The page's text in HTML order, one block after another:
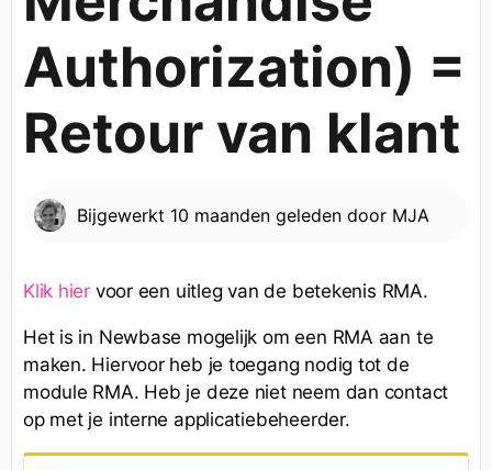
Authorization) =
Retour van klant
Bijgewerkt 10 maanden geleden door MJA
Klik hier voor een uitleg van de betekenis RMA.
Het is in Newbase mogelijk om een RMA aan te
maken. Hiervoor heb je toegang nodig tot de
module RMA. Heb je deze niet neem dan contact
op met je interne applicatiebeheerder.